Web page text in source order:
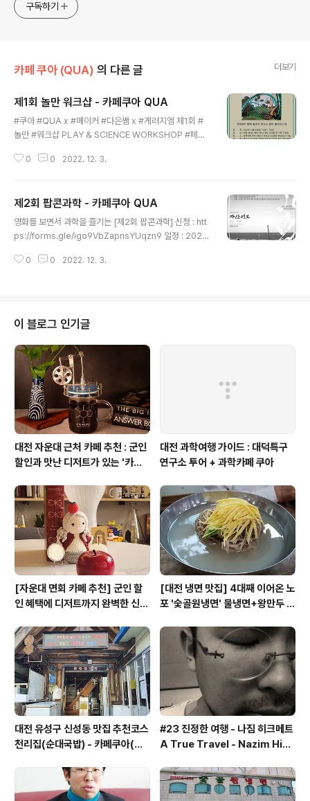
구독하기
카페 쿠아 (QUA) 의 다른 글 더보기
제1회 놀만 워크샵 - 카페쿠아 QUA
#쿠아 #QUA x #메이커 #다은쌤 x #게러지엠 제1회 #
놀만 #워크샵 PLAY & SCIENCE WORKSHOP #페이
Uj3qQGxjLn7Xy6 놀만 워크샵은 가족들이 함께 놀면서
러코스터에서 운동하게 하는 것이 목표입니다. 놀고 만들
며 과학 원리도 쉽게 익힐 수 있습니다. 지금 바로 참가 신
청하세요! 일 정 : 2022년 12월 4일(일) 14:00 – 18:00
아 (대전시 유성구 신성로61번안길 53 1층) https://plac
0 0 2022. 12. 3.
제2회 팝콘과학 - 카페쿠아 QUA
영화를 보면서 과학을 즐기는 [제2회 팝콘과학] 신청 : htt
ps://forms.gle/igo9VbZapnsYUqzn9 일정 : 2022
전 장소 : QUA (대전시 유성구 신성로61번안길 53) 대상
UA, 게러지엠 후원 : 한국과학창의재단, 과학기술정보통신
부 #QUA #쿠아 #씨드콥 #코리안사이언스크루 #카페 #
CAFE #과학 #팝콘과학 #팝콘 #영화 #자산어보 #정약
전 #과학유산 #커피맛집 #과학굿즈 #김진형 #게러지엠
#카페쿠아 #대전 ..
0 0 2022. 12. 3.
이 블로그 인기글
대전 자운대 근처 카페 추천 : 군인
할인과 맛난 디저트가 있는 '카페
대전 과학여행 가이드 : 대덕특구
연구소 투어 + 과학카페 쿠아
[자운대 면회 카페 추천] 군인 할
인 혜택에 디저트까지 완벽한 신성
[대전 냉면 맛집] 4대째 이어온 노
포 '숯골원냉면' 물냉면+왕만두 조
대전 유성구 신성동 맛집 추천코스
천리집(순대국밥) - 카페쿠아(커
#23 진정한 여행 - 나짐 히크메트
A True Travel - Nazim Hik